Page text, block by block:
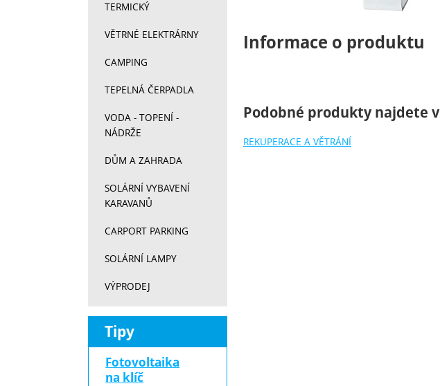
Informace o produktu
Podobné produkty najdete v
REKUPERACE A VĚTRÁNÍ
TERMICKÝ
VĚTRNÉ ELEKTRÁRNY
CAMPING
TEPELNÁ ČERPADLA
VODA - TOPENÍ -
NÁDRŽE
DŮM A ZAHRADA
SOLÁRNÍ VYBAVENÍ
KARAVANŮ
CARPORT PARKING
SOLÁRNÍ LAMPY
VÝPRODEJ
Tipy
Fotovoltaika
na klíč